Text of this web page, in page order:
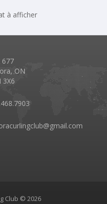
à afficher
677
ON
3X6
Club © 2026